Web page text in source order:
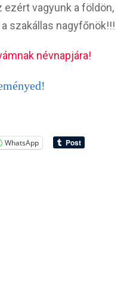
ezért vagyunk a földön,
szakállas nagyfőnök!!!
névnapjára!
WhatsApp